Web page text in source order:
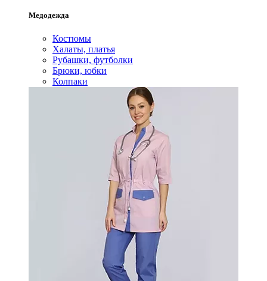
Медодежда
Костюмы
Халаты, платья
Рубашки, футболки
Брюки, юбки
Колпаки